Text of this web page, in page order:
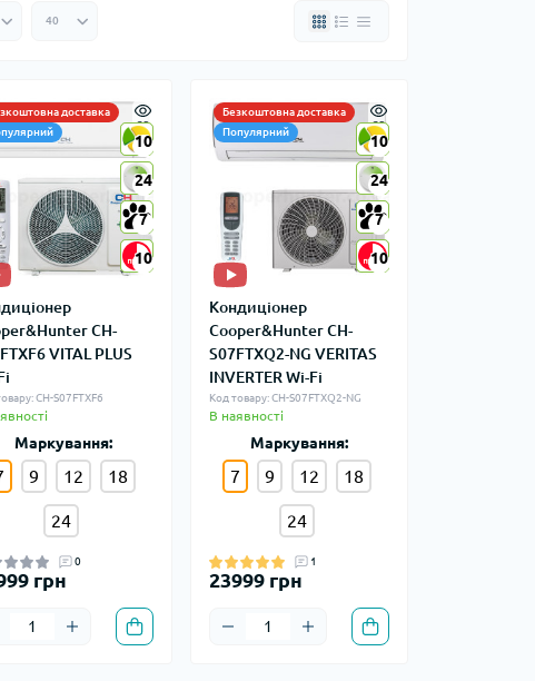
доставка
10
24
7
10
10
24
7
10
CH-
VITAL PLUS
CH-S07FTXF6
Маркування:
9 12 18
24
0
грн
Безкоштовна доставка
Популярний
10
24
7
10
10
24
7
10
Кондиціонер
Cooper&Hunter CH-
S07FTXQ2-NG VERITAS
INVERTER Wi-Fi
Код товару: CH-S07FTXQ2-NG
В наявності
Маркування:
7 9 12 18
24
1
23999 грн